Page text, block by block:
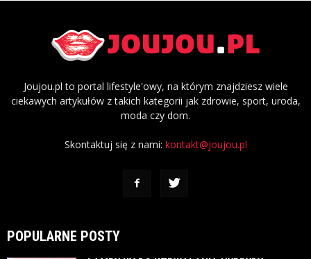
Joujou.pl to portal lifestyle'owy, na którym znajdziesz wiele
ciekawych artykułów z takich kategorii jak zdrowie, sport, uroda,
moda czy dom.
Skontaktuj się z nami: kontakt@joujou.pl
POPULARNE POSTY